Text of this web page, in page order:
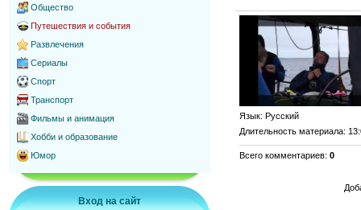
Общество
Путешествия и события
Развлечения
Сериалы
Спорт
Транспорт
Фильмы и анимация
Хобби и образование
Юмор
Вход на сайт
Язык: Русский
Длительность материала:
Всего комментариев: 0